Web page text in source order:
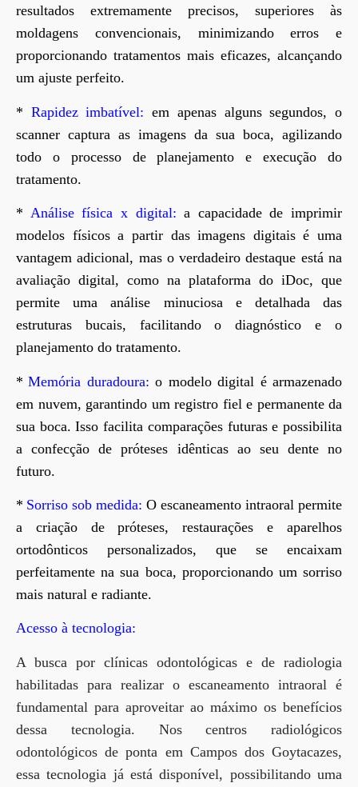
resultados extremamente precisos, superiores às
moldagens convencionais, minimizando erros e
proporcionando tratamentos mais eficazes, alcançando
um ajuste perfeito.
* Rapidez imbatível: em apenas alguns segundos, o
scanner captura as imagens da sua boca, agilizando
todo o processo de planejamento e execução do
tratamento.
* Análise física x digital: a capacidade de imprimir
modelos físicos a partir das imagens digitais é uma
vantagem adicional, mas o verdadeiro destaque está na
avaliação digital, como na plataforma do iDoc, que
permite uma análise minuciosa e detalhada das
estruturas bucais, facilitando o diagnóstico e o
planejamento do tratamento.
* Memória duradoura: o modelo digital é armazenado
em nuvem, garantindo um registro fiel e permanente da
sua boca. Isso facilita comparações futuras e possibilita
a confecção de próteses idênticas ao seu dente no
futuro.
* Sorriso sob medida: O escaneamento intraoral permite
a criação de próteses, restaurações e aparelhos
ortodônticos personalizados, que se encaixam
perfeitamente na sua boca, proporcionando um sorriso
mais natural e radiante.
Acesso à tecnologia:
A busca por clínicas odontológicas e de radiologia
habilitadas para realizar o escaneamento intraoral é
fundamental para aproveitar ao máximo os benefícios
dessa tecnologia. Nos centros radiológicos
odontológicos de ponta em Campos dos Goytacazes,
essa tecnologia já está disponível, possibilitando uma